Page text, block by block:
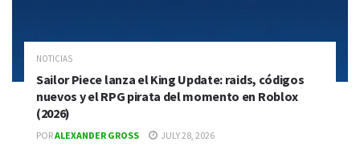
NOTICIAS
Sailor Piece lanza el King Update: raids, códigos
nuevos y el RPG pirata del momento en Roblox
(2026)
PORALEXANDER GROSS JULY 28, 2026